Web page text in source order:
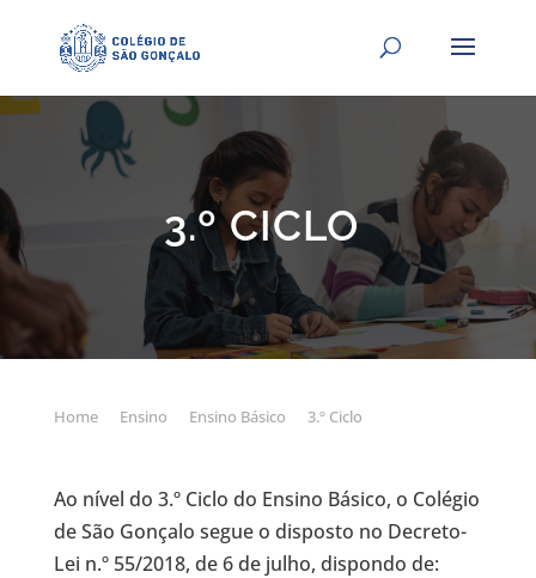
3.º CICLO
Home Ensino Ensino Básico 3.º Ciclo
Ao nível do 3.º Ciclo do Ensino Básico, o Colégio
de São Gonçalo segue o disposto no Decreto-
Lei n.º 55/2018, de 6 de julho, dispondo de: